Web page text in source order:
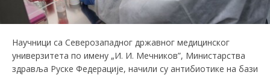
Научници са Северозападног државног медицинског
универзитета по имену „И. И. Мечников”, Министарства
здравља Руске Федерације, начили су антибиотике на бази